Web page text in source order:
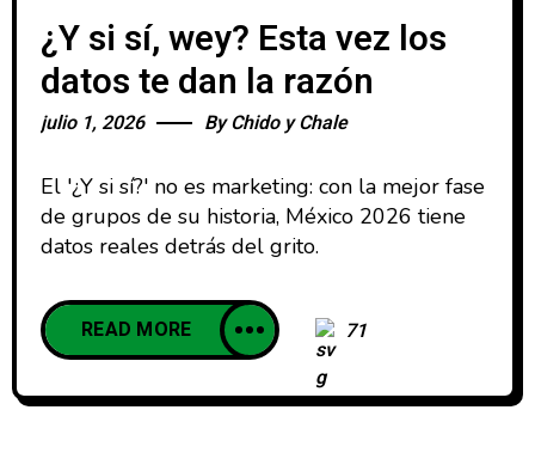
¿Y si sí, wey? Esta vez los
datos te dan la razón
julio 1, 2026 ByChido y Chale
El '¿Y si sí?' no es marketing: con la mejor fase
de grupos de su historia, México 2026 tiene
datos reales detrás del grito.
READ MORE 71